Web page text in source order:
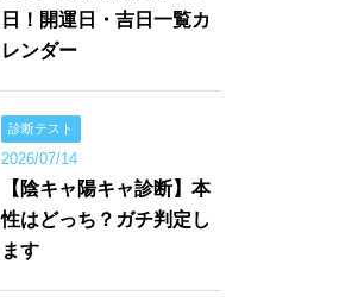
日！開運日・吉日一覧カ
レンダー
診断テスト
2026/07/14
【陰キャ陽キャ診断】本
性はどっち？ガチ判定し
ます